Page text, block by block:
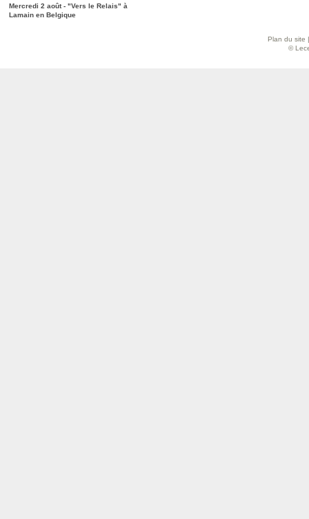
Mercredi 2 août - "Vers le Relais" à
Lamain en Belgique
Plan du site
©